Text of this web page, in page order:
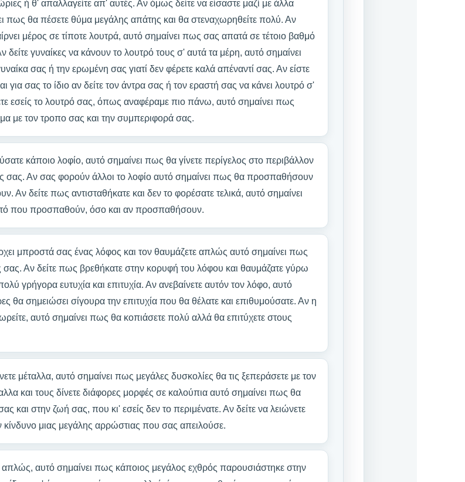
ή θ' απαλλαγείτε απ' αυτές. Αν όμως δείτε να είσαστε μαζί με άλλα
πως θα πέσετε θύμα μεγάλης απάτης και θα στεναχωρηθείτε πολύ. Αν
μέρος σε τίποτε λουτρά, αυτό σημαίνει πως σας απατά σε τέτοιο βαθμό
δείτε γυναίκες να κάνουν το λουτρό τους σ' αυτά τα μέρη, αυτό σημαίνει
σας ή την ερωμένη σας γιατί δεν φέρετε καλά απέναντί σας. Αν είστε
για σας το ίδιο αν δείτε τον άντρα σας ή τον εραστή σας να κάνει λουτρό σ'
εσείς το λουτρό σας, όπως αναφέραμε πιο πάνω, αυτό σημαίνει πως
με τον τροπο σας και την συμπεριφορά σας.
κάποιο λοφίο, αυτό σημαίνει πως θα γίνετε περίγελος στο περιβάλλον
σας. Αν σας φορούν άλλοι το λοφίο αυτό σημαίνει πως θα προσπαθήσουν
Αν δείτε πως αντισταθήκατε και δεν το φορέσατε τελικά, αυτό σημαίνει
που προσπαθούν, όσο και αν προσπαθήσουν.
μπροστά σας ένας λόφος και τον θαυμάζετε απλώς αυτό σημαίνει πως
σας. Αν δείτε πως βρεθήκατε στην κορυφή του λόφου και θαυμάζατε γύρω
γρήγορα ευτυχία και επιτυχία. Αν ανεβαίνετε αυτόν τον λόφο, αυτό
θα σημειώσει σίγουρα την επιτυχία που θα θέλατε και επιθυμούσατε. Αν η
αυτό σημαίνει πως θα κοπιάσετε πολύ αλλά θα επιτύχετε στους
μέταλλα, αυτό σημαίνει πως μεγάλες δυσκολίες θα τις ξεπεράσετε με τον
και τους δίνετε διάφορες μορφές σε καλούπια αυτό σημαίνει πως θα
και στην ζωή σας, που κι' εσείς δεν το περιμένατε. Αν δείτε να λειώνετε
μιας μεγάλης αρρώστιας που σας απειλούσε.
αυτό σημαίνει πως κάποιος μεγάλος εχθρός παρουσιάστηκε στην